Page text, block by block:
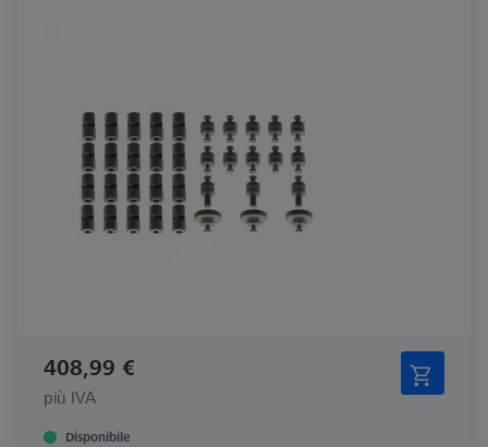
408,99 €
più IVA
Disponibile